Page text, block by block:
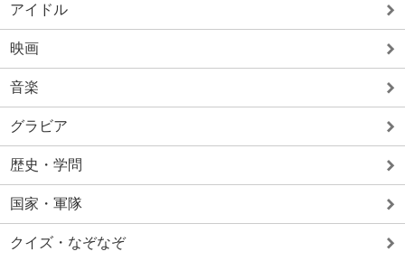
アイドル
映画
音楽
グラビア
歴史・学問
国家・軍隊
クイズ・なぞなぞ